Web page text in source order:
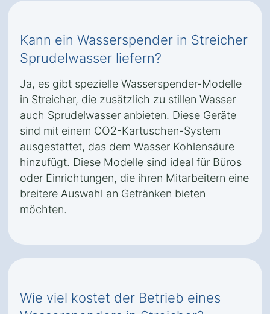
Kann ein Wasserspender in Streicher
Sprudelwasser liefern?
Ja, es gibt spezielle Wasserspender-Modelle
in Streicher, die zusätzlich zu stillen Wasser
auch Sprudelwasser anbieten. Diese Geräte
sind mit einem CO2-Kartuschen-System
ausgestattet, das dem Wasser Kohlensäure
hinzufügt. Diese Modelle sind ideal für Büros
oder Einrichtungen, die ihren Mitarbeitern eine
breitere Auswahl an Getränken bieten
möchten.
Wie viel kostet der Betrieb eines